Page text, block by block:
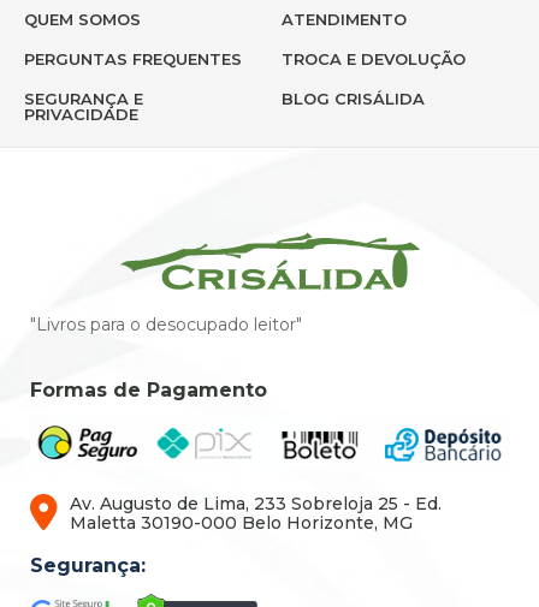
QUEM SOMOS ATENDIMENTO
PERGUNTAS FREQUENTES TROCA E DEVOLUÇÃO
SEGURANÇA E
PRIVACIDADE
BLOG CRISÁLIDA
"Livros para o desocupado leitor"
Formas de Pagamento
Av. Augusto de Lima, 233 Sobreloja 25 - Ed.
Maletta 30190-000 Belo Horizonte, MG
Segurança: